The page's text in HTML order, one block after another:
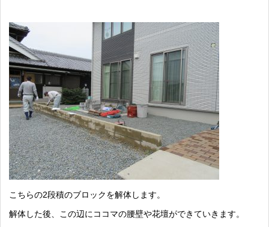
こちらの2段積のブロックを解体します。
解体した後、この辺にココマの腰壁や花壇ができていきます。